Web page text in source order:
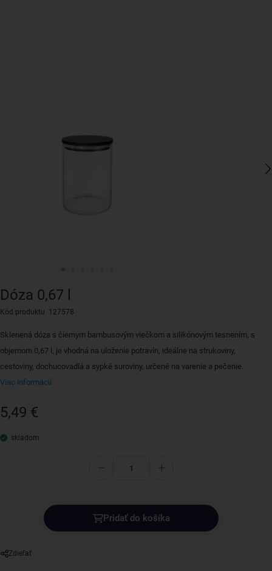
Dóza 0,67 l
Kód produktu 127578
Sklenená dóza s čiernym bambusovým viečkom a silikónovým tesnením, s
objemom 0,67 l, je vhodná na uloženie potravín, ideálne na strukoviny,
cestoviny, dochucovadlá a sypké suroviny, určené na varenie a pečenie.
Viac informácií
5,49 €
skladom
Pridať do košíka
Zdieľať